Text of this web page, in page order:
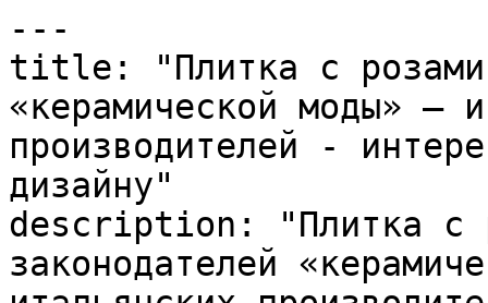
---
title: "Плитка с розами:
«керамической моды» –
производителей -
дизайну"
description: "Плитка с
законодателей